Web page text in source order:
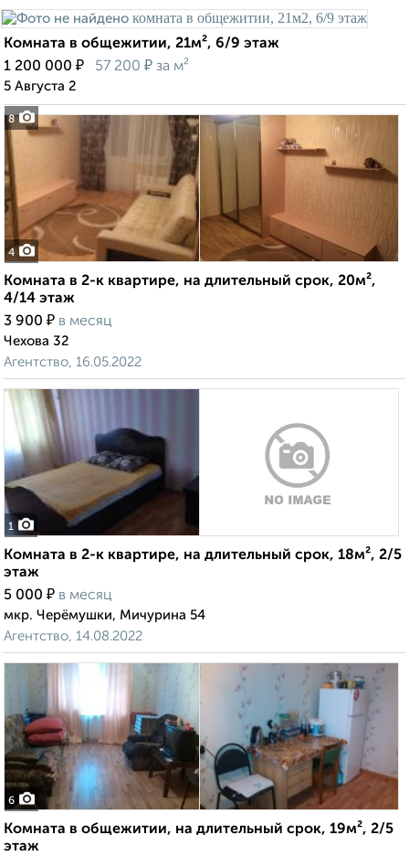
8
Комната в общежитии, 21м², 6/9 этаж
1 200 000 ₽ 57 200 ₽ за м²
5 Августа 2
4
Комната в 2-к квартире, на длительный срок, 20м²,
4/14 этаж
3 900 ₽ в месяц
Чехова 32
Агентство, 16.05.2022
1
Комната в 2-к квартире, на длительный срок, 18м², 2/5
этаж
5 000 ₽ в месяц
мкр. Черёмушки, Мичурина 54
Агентство, 14.08.2022
6
Комната в общежитии, на длительный срок, 19м², 2/5
этаж